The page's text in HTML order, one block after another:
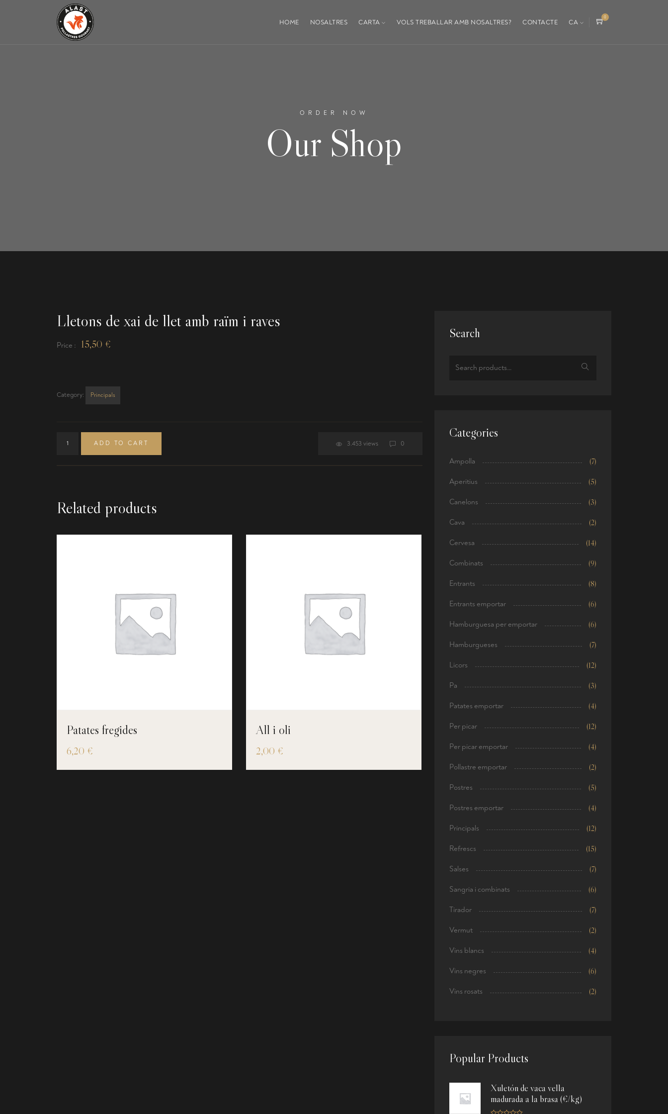
HOME NOSALTRES CARTA VOLS TREBALLAR AMB NOSALTRES? CONTACTE CA
0
pro
ORDER NOW
Our Shop
Lletons de xai de llet amb raïm i raves
Price : 15,50 €
Category: Principals
ADD TO CART 3.453 views 0
Related products
Patates fregides
6,20 €
All i oli
2,00 €
Search
Categories
Ampolla (7)
Aperitius (5)
Canelons (3)
Cava (2)
Cervesa (14)
Combinats (9)
Entrants (8)
Entrants emportar (6)
Hamburguesa per emportar (6)
Hamburgueses (7)
Licors (12)
Pa (3)
Patates emportar (4)
Per picar (12)
Per picar emportar (4)
Pollastre emportar (2)
Postres (5)
Postres emportar (4)
Principals (12)
Refrescs (15)
Salses (7)
Sangria i combinats (6)
Tirador (7)
Vermut (2)
Vins blancs (4)
Vins negres (6)
Vins rosats (2)
Popular Products
Xuletón de vaca vella
madurada a la brasa (€/kg)